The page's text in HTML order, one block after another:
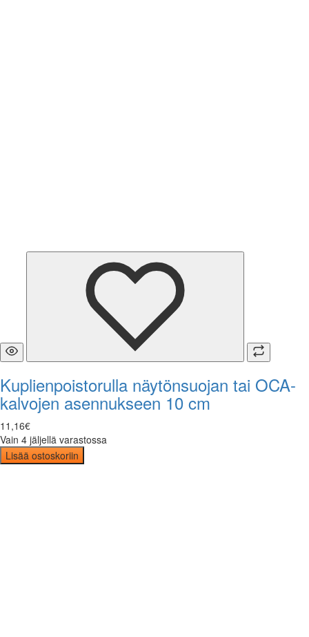
Kuplienpoistorulla näytönsuojan tai OCA-
kalvojen asennukseen 10 cm
11 ,16€
Vain 4 jäljellä varastossa
Lisää ostoskoriin